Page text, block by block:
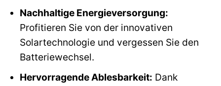
Nachhaltige Energieversorgung:
Profitieren Sie von der innovativen
Solartechnologie und vergessen Sie den
Batteriewechsel.
Hervorragende Ablesbarkeit: Dank